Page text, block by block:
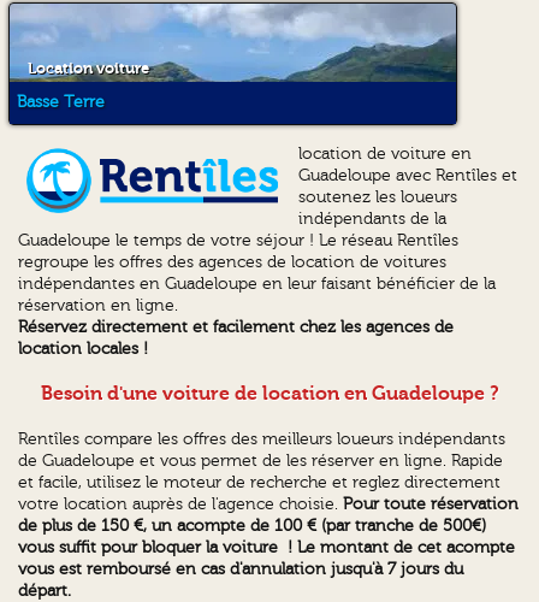
Location voiture
Basse Terre
location de voiture en
Guadeloupe avec Rentîles et
soutenez les loueurs
indépendants de la
Guadeloupe le temps de votre séjour ! Le réseau Rentîles
regroupe les offres des agences de location de voitures
indépendantes en Guadeloupe en leur faisant bénéficier de la
réservation en ligne.
Réservez directement et facilement chez les agences de
location locales !
Besoin d'une voiture de location en Guadeloupe ?
Rentîles compare les offres des meilleurs loueurs indépendants
de Guadeloupe et vous permet de les réserver en ligne. Rapide
et facile, utilisez le moteur de recherche et reglez directement
votre location auprès de l'agence choisie.Pour toute réservation
de plus de 150 €, un acompte de 100 € (par tranche de 500€)
vous suffit pour bloquer la voiture ! Le montant de cet acompte
vous est remboursé en cas d'annulation jusqu'à 7 jours du
départ.